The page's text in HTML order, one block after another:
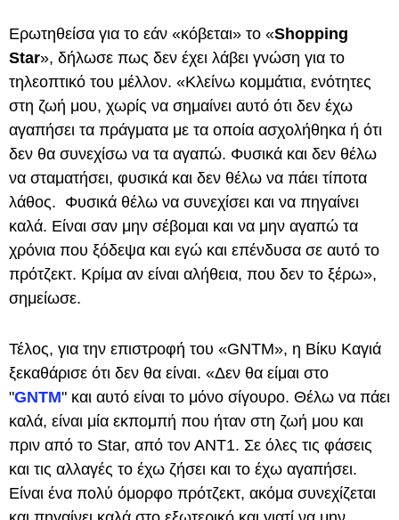
Ερωτηθείσα για το εάν «κόβεται» το «Shopping
Star», δήλωσε πως δεν έχει λάβει γνώση για το
τηλεοπτικό του μέλλον. «Κλείνω κομμάτια, ενότητες
στη ζωή μου, χωρίς να σημαίνει αυτό ότι δεν έχω
αγαπήσει τα πράγματα με τα οποία ασχολήθηκα ή ότι
δεν θα συνεχίσω να τα αγαπώ. Φυσικά και δεν θέλω
να σταματήσει, φυσικά και δεν θέλω να πάει τίποτα
λάθος. Φυσικά θέλω να συνεχίσει και να πηγαίνει
καλά. Είναι σαν μην σέβομαι και να μην αγαπώ τα
χρόνια που ξόδεψα και εγώ και επένδυσα σε αυτό το
πρότζεκτ. Κρίμα αν είναι αλήθεια, που δεν το ξέρω»,
σημείωσε.
Τέλος, για την επιστροφή του «GNTM», η Βίκυ Καγιά
ξεκαθάρισε ότι δεν θα είναι. «Δεν θα είμαι στο
"GNTM" και αυτό είναι το μόνο σίγουρο. Θέλω να πάει
καλά, είναι μία εκπομπή που ήταν στη ζωή μου και
πριν από το Star, από τον ΑΝΤ1. Σε όλες τις φάσεις
και τις αλλαγές το έχω ζήσει και το έχω αγαπήσει.
Είναι ένα πολύ όμορφο πρότζεκτ, ακόμα συνεχίζεται